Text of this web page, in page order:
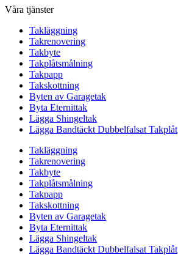
Våra tjänster
Takläggning
Takrenovering
Takbyte
Takplåtsmålning
Takpapp
Takskottning
Byten av Garagetak
Byta Eternittak
Lägga Shingeltak
Lägga Bandtäckt Dubbelfalsat Takplåt
Takläggning
Takrenovering
Takbyte
Takplåtsmålning
Takpapp
Takskottning
Byten av Garagetak
Byta Eternittak
Lägga Shingeltak
Lägga Bandtäckt Dubbelfalsat Takplåt